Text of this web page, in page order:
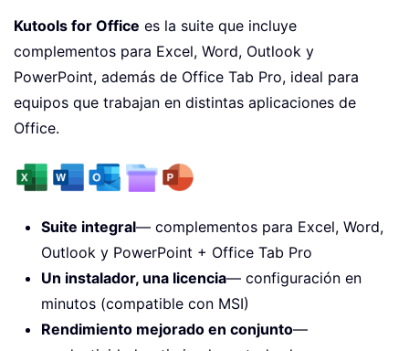
Kutools for Office es la suite que incluye
complementos para Excel, Word, Outlook y
PowerPoint, además de Office Tab Pro, ideal para
equipos que trabajan en distintas aplicaciones de
Office.
Suite integral— complementos para Excel, Word,
Outlook y PowerPoint + Office Tab Pro
Un instalador, una licencia— configuración en
minutos (compatible con MSI)
Rendimiento mejorado en conjunto—